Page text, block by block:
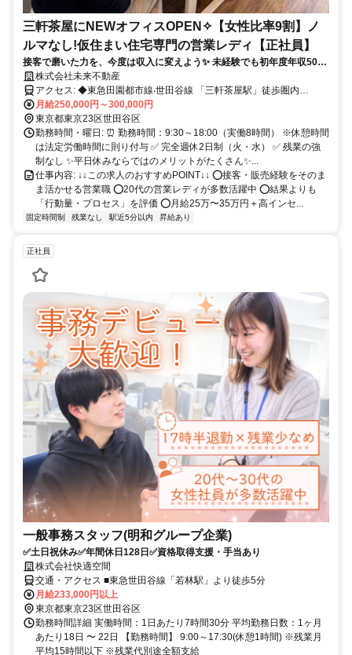
三軒茶屋にNEWオフィスOPEN✧【女性比率9割】ノ
ルマなし!仮住まい住宅専門の営業レディ【正社員】
接客で磨いた力を、今度は収入に変えよう✨ 未経験でも初年度年収500
万も可能⭐アパレル・美容・飲食・受付経験者が多く在籍｜月給25万〜
35万円＋高インセンティブ｜ノルマなし｜髪色・ネイル自由｜2026年9
月・三軒茶屋に新事業所オープン予定
株式会社未来不動産
アクセス: ◆東急田園都市線‧世田谷線 「三軒茶屋駅」徒歩圏内
（2026年9月オープン予定） ◆世田谷線「西太子堂駅」「若林駅」
からも徒歩すぐ ✅交通費支給（規定内） ✅車通勤可 ●渋谷駅 ●二子玉
川駅 ●溝の口駅 ●下北沢駅などからもアクセス便利です⭐ ＝＝＝＝＝
＝＝＝＝＝＝＝＝＝＝＝＝＝＝＝＝
月給250,000円～300,000円
東京都東京23区世田谷区
勤務時間・曜日: ⏰ 勤務時間：9:30～18:00（実働8時間） ※休憩時間
は法定労働時間に則り付与 ✅ 完全週休2日制（火・水） ✅ 残業の強
制なし ✨平日休みならではのメリットがたくさん✨...
仕事内容: ↓↓この求人のおすすめPOINT↓↓ ⭕接客・販売経験をそのま
ま活かせる営業職 ⭕20代の営業レディが多数活躍中 ⭕結果よりも
「行動量・プロセス」を評価 ⭕月給25万〜35万円＋高インセ...
固定時間制 残業なし 駅近5分以内 昇給あり
正社員
一般事務スタッフ(明和グループ企業)
✅土日祝休み✅年間休日128日✅資格取得支援・手当あり
株式会社快適空間
交通・アクセス ■東急世田谷線「若林駅」より徒歩5分
月給233,000円以上
東京都東京23区世田谷区
勤務時間詳細 実働時間：1日あたり7時間30分 平均勤務日数：1ヶ月
あたり18日 〜 22日 【勤務時間】 9:00～17:30(休憩1時間) ※残業月
平均15時間以下 ※残業代別途全額支給